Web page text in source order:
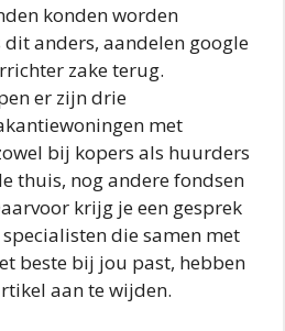
konden worden
dit anders, aandelen google
zake terug.
er zijn drie
met
bij kopers als huurders
thuis, nog andere fondsen
krijg je een gesprek
die samen met
beste bij jou past, hebben
aan te wijden.